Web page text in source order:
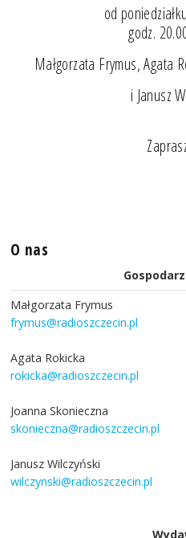
od
godz.
Małgorzata Frymus, Agata
i Janusz
O nas
Małgorzata Frymus
frymus@radioszczecin.pl
Agata Rokicka
rokicka@radioszczecin.pl
Joanna Skonieczna
skonieczna@radioszczecin.pl
Janusz Wilczyński
wilczynski@radioszczecin.pl